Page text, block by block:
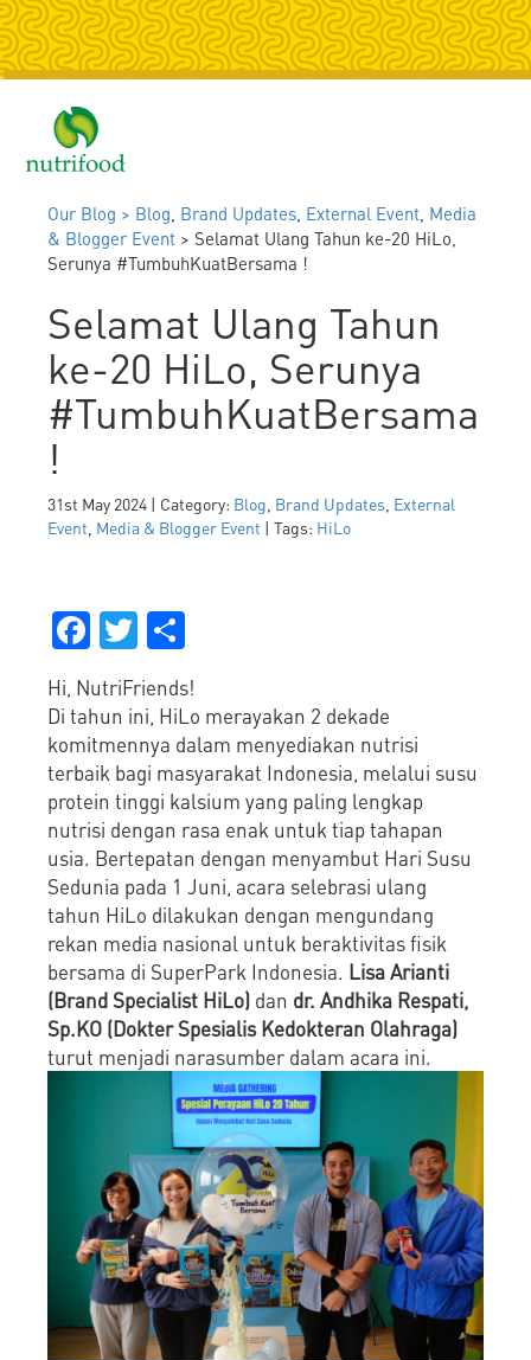
Our Blog > Blog, Brand Updates, External Event, Media
& Blogger Event > Selamat Ulang Tahun ke-20 HiLo,
Serunya #TumbuhKuatBersama !
Selamat Ulang Tahun
ke-20 HiLo, Serunya
#TumbuhKuatBersama
!
31st May 2024 | Category: Blog Brand Updates External
Event Media & Blogger Event | Tags: HiLo
Facebook
Twitter
Hi, NutriFriends!
Di tahun ini, HiLo merayakan 2 dekade
komitmennya dalam menyediakan nutrisi
terbaik bagi masyarakat Indonesia, melalui susu
protein tinggi kalsium yang paling lengkap
nutrisi dengan rasa enak untuk tiap tahapan
usia. Bertepatan dengan menyambut Hari Susu
Sedunia pada 1 Juni, acara selebrasi ulang
tahun HiLo dilakukan dengan mengundang
rekan media nasional untuk beraktivitas fisik
bersama di SuperPark Indonesia. Lisa Arianti
(Brand Specialist HiLo) dan dr. Andhika Respati,
Sp.KO (Dokter Spesialis Kedokteran Olahraga)
turut menjadi narasumber dalam acara ini.